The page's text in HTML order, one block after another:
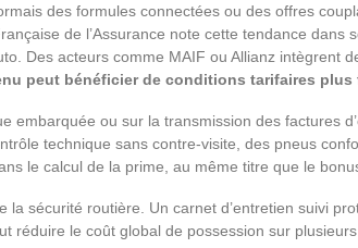
des formules connectées ou des offres
de l’Assurance note cette tendance dans
Des acteurs comme MAIF ou Allianz intègrent
peut bénéficier de conditions tarifaires plus
embarquée ou sur la transmission des factures
technique sans contre-visite, des pneus
le calcul de la prime, au même titre que le
la sécurité routière. Un carnet d’entretien suivi
réduire le coût global de possession sur plusieurs